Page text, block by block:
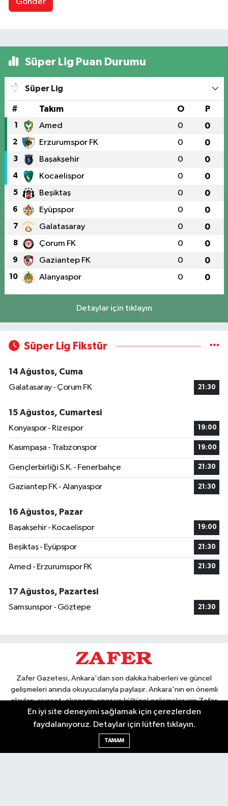
Süper Lig Puan Durumu
Süper Lig
# Takım O P
1 Amed 0 0
2 Erzurumspor FK 0 0
3 Başakşehir 0 0
4 Kocaelispor 0 0
5 Beşiktaş 0 0
6 Eyüpspor 0 0
7 Galatasaray 0 0
8 Çorum FK 0 0
9 Gaziantep FK 0 0
10 Alanyaspor 0 0
Detaylar için tıklayın
Süper Lig Fikstür
14 Ağustos, Cuma
Galatasaray - Çorum FK
21:30
15 Ağustos, Cumartesi
Konyaspor - Rizespor
19:00
Kasımpaşa - Trabzonspor 19:00
Gençlerbirliği S.K. - Fenerbahçe 21:30
Gaziantep FK - Alanyaspor 21:30
16 Ağustos, Pazar
Başakşehir - Kocaelispor
19:00
Beşiktaş - Eyüpspor 21:30
Amed - Erzurumspor FK 21:30
17 Ağustos, Pazartesi
Samsunspor - Göztepe
21:30
Zafer Gazetesi, Ankara'dan son dakika haberleri ve güncel
gelişmeleri anında okuyucularıyla paylaşır. Ankara'nın en önemli
olayları, siyaset, ekonomi, spor ve kültürel gelişmeler için Zafer
Gazetesi'ni takip edin. Başkentin güvendiği haber kaynağı.
En iyi site deneyimi sağlamak için çerezlerden
faydalanıyoruz. Detaylar için lütfen tıklayın.
TAMAM